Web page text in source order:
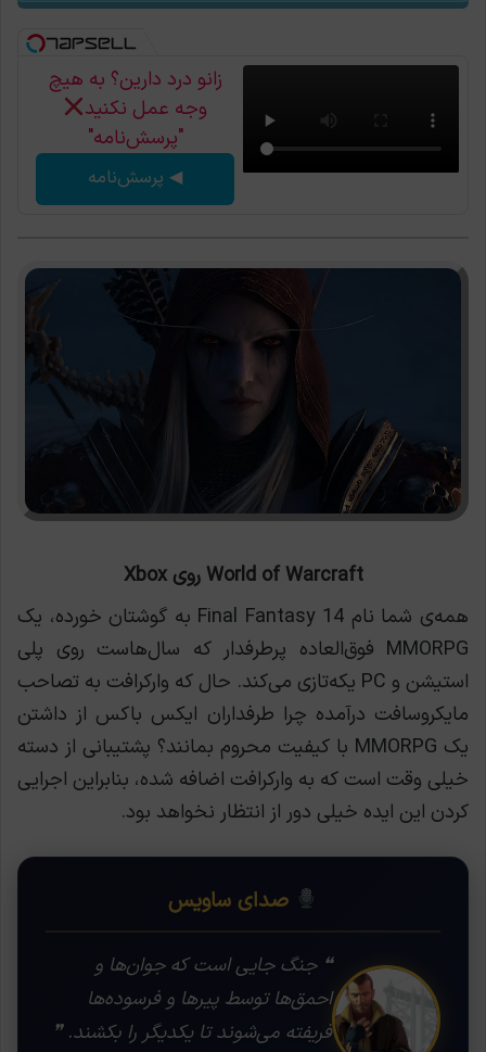
زانو درد دارین؟ به هیچ
وجه عمل نکنید
"پرسش‌نامه"
◀ پرسش‌نامه
World of Warcraft روی Xbox
همه‌ی شما نام Final Fantasy 14 به گوشتان خورده، یک
MMORPG فوق‌العاده پرطرفدار که سال‌هاست روی پلی
استیشن و PC یکه‌تازی می‌کند. حال که وارکرافت به تصاحب
مایکروسافت درآمده چرا طرفداران ایکس باکس از داشتن
یک MMORPG با کیفیت محروم بمانند؟ پشتیبانی از دسته
خیلی وقت است که به وارکرافت اضافه شده، بنابراین اجرایی
کردن این ایده خیلی دور از انتظار نخواهد بود.
صدای ساویس
❝ جنگ جایی است که جوان‌ها و
احمق‌ها توسط پیرها و فرسوده‌ها
فریفته می‌شوند تا یکدیگر را بکشند. ❞